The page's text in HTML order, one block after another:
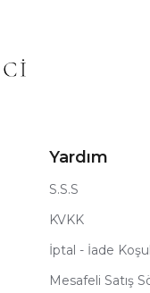
Yardım
S.S.S
KVKK
İptal - İade
Mesafeli Satış